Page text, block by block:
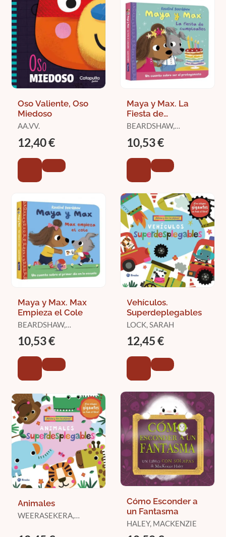
Oso Valiente, Oso
Miedoso
AA.VV.
12,40 €
Maya y Max. La
Fiesta de
Cumpleaños
BEARDSHAW,
10,53 €
Maya y Max. Max
Empieza el Cole
BEARDSHAW,
10,53 €
Vehículos.
Superdeplegables
LOCK, SARAH
12,45 €
Animales
WEERASEKERA,
Cómo Esconder a
un Fantasma
HALEY, MACKENZIE